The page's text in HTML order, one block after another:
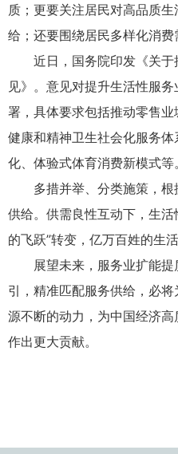
质；更要关注居民对高品质
给；还要围绕居民多样化消费
近日，国务院印发《关
见》。意见对提升生活性服
署，具体要求包括推动零售
健康和精神卫生社会化服务
化、体验式体育消费新模式等。
多措并举、分类施策，
供给。供需良性互动下，生活
的飞跃”转变，亿万百姓的生
展望未来，服务业扩能
引，精准匹配服务供给，必
源不断的动力，为中国经济
作出更大贡献。